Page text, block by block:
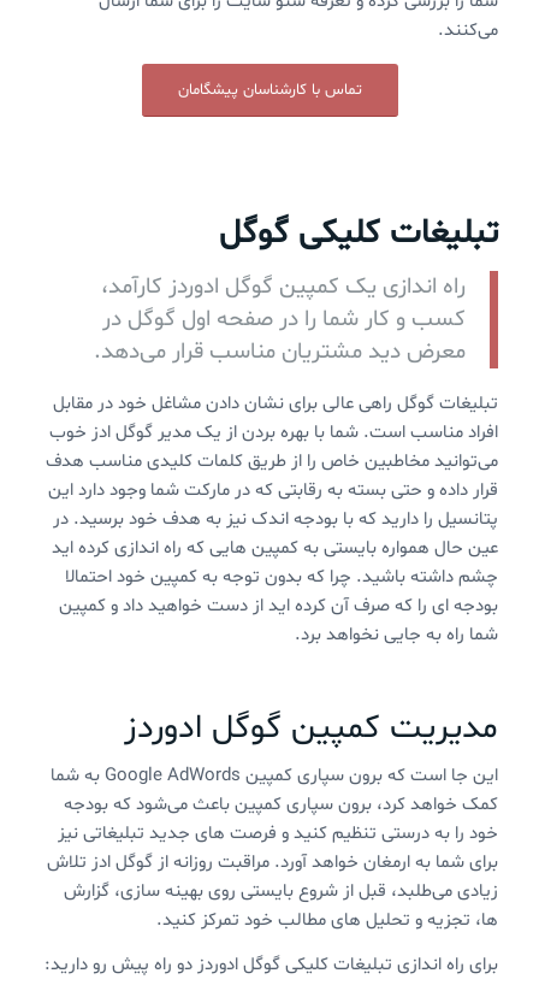
می‌کنند.
تماس با کارشناسان پیشگامان
تبلیغات کلیکی گوگل
راه اندازی یک کمپین گوگل ادوردز کارآمد،
کسب و کار شما را در صفحه اول گوگل در
معرض دید مشتریان مناسب قرار می‌دهد.
تبلیغات گوگل راهی عالی برای نشان دادن مشاغل خود در مقابل
افراد مناسب است. شما با بهره بردن از یک مدیر گوگل ادز خوب
می‌توانید مخاطبین خاص را از طریق کلمات کلیدی مناسب هدف
قرار داده و حتی بسته به رقابتی که در مارکت شما وجود دارد این
پتانسیل را دارید که با بودجه اندک نیز به هدف خود برسید. در
عین حال همواره بایستی به کمپین هایی که راه اندازی کرده اید
چشم داشته باشید. چرا که بدون توجه به کمپین خود احتمالا
بودجه ای را که صرف آن کرده اید از دست خواهید داد و کمپین
شما راه به جایی نخواهد برد.
مدیریت کمپین گوگل ادوردز
این جا است که برون سپاری کمپین Google AdWords به شما
کمک خواهد کرد، برون سپاری کمپین باعث می‌شود که بودجه
خود را به درستی تنظیم کنید و فرصت های جدید تبلیغاتی نیز
برای شما به ارمغان خواهد آورد. مراقبت روزانه از گوگل ادز تلاش
زیادی می‌طلبد، قبل از شروع بایستی روی بهینه سازی، گزارش
ها، تجزیه و تحلیل های مطالب خود تمرکز کنید.
برای راه اندازی تبلیغات کلیکی گوگل ادوردز دو راه پیش رو دارید: